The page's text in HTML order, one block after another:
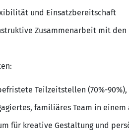
und Einsatzbereitschaft
Zusammenarbeit mit den
Teilzeitstellen (70%-90%),
familiäres Team in einem
für kreative Gestaltung und